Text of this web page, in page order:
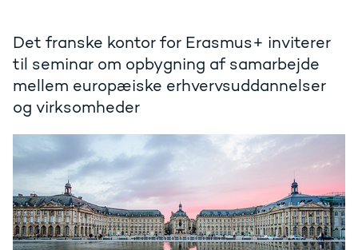
Det franske kontor for Erasmus+ inviterer
til seminar om opbygning af samarbejde
mellem europæiske erhvervsuddannelser
og virksomheder